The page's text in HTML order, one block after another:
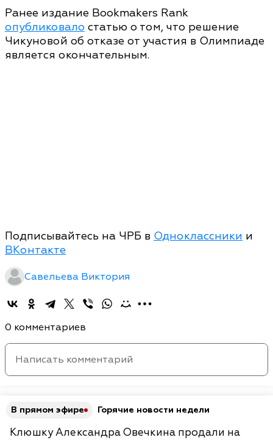
Ранее издание Bookmakers Rank
опубликовало статью о том, что решение
Чикуновой об отказе от участия в Олимпиаде
является окончательным.
Подписывайтесь на ЧРБ в Одноклассники и
ВКонтакте
Савельева Виктория
0 комментариев
В прямом эфире Горячие новости недели
Клюшку Александра Овечкина продали на